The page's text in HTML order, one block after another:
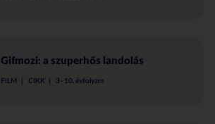
Gifmozi: a szuperhős landolás
FILM CIKK 3–10. évfolyam